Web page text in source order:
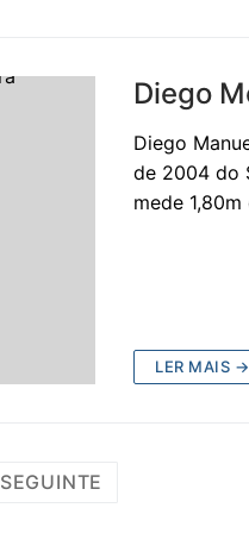
Diego
Diego
de 2004 do
mede
LER MAIS →
SEGUINTE